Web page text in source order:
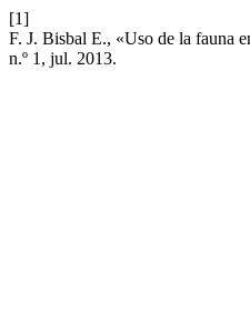
[1]
F. J. Bisbal E., «Uso de la fauna
n.º 1, jul. 2013.